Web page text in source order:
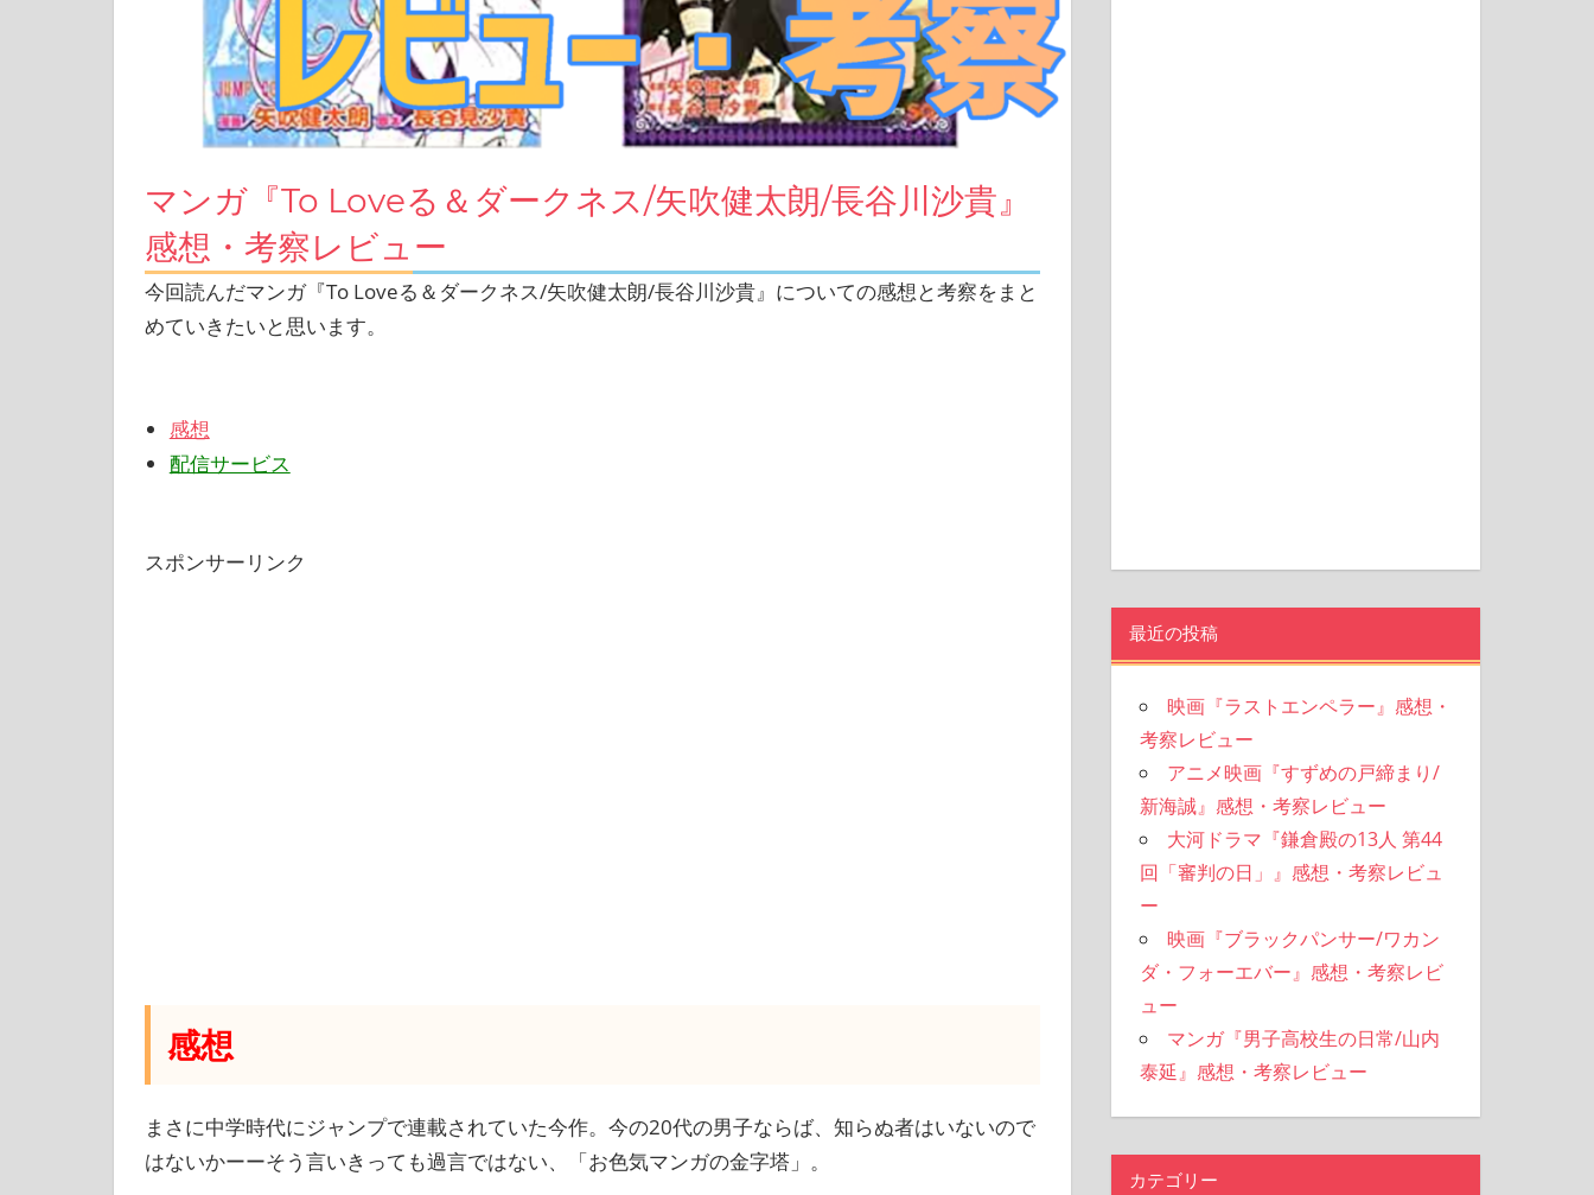
マンガ『To Loveる＆ダークネス/矢吹健太朗/長谷川沙貴』
感想・考察レビュー
今回読んだマンガ『To Loveる＆ダークネス/矢吹健太朗/長谷川沙貴』についての感想と考察をまと
めていきたいと思います。
感想
配信サービス
スポンサーリンク
感想
まさに中学時代にジャンプで連載されていた今作。今の20代の男子ならば、知らぬ者はいないので
はないかーーそう言いきっても過言ではない、「お色気マンガの金字塔」。
最近の投稿
映画『ラストエンペラー』感想・
考察レビュー
アニメ映画『すずめの戸締まり/
新海誠』感想・考察レビュー
大河ドラマ『鎌倉殿の13人 第44
回「審判の日」』感想・考察レビュ
ー
映画『ブラックパンサー/ワカン
ダ・フォーエバー』感想・考察レビ
ュー
マンガ『男子高校生の日常/山内
泰延』感想・考察レビュー
カテゴリー